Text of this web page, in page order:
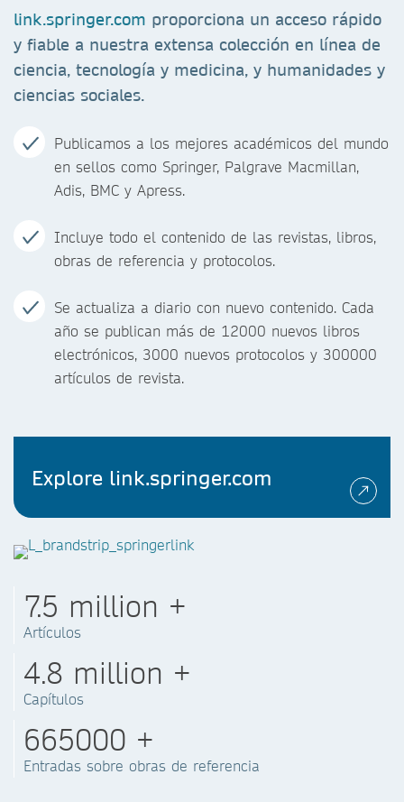
link.springer.com proporciona un acceso rápido
y fiable a nuestra extensa colección en línea de
ciencia, tecnología y medicina, y humanidades y
ciencias sociales.
Publicamos a los mejores académicos del mundo
en sellos como Springer, Palgrave Macmillan,
Adis, BMC y Apress.
Incluye todo el contenido de las revistas, libros,
obras de referencia y protocolos.
Se actualiza a diario con nuevo contenido. Cada
año se publican más de 12000 nuevos libros
electrónicos, 3000 nuevos protocolos y 300000
artículos de revista.
Explore link.springer.com
7.5 million +
Artículos
4.8 million +
Capítulos
665000 +
Entradas sobre obras de referencia